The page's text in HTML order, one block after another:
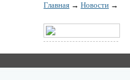
Главная → Новости →